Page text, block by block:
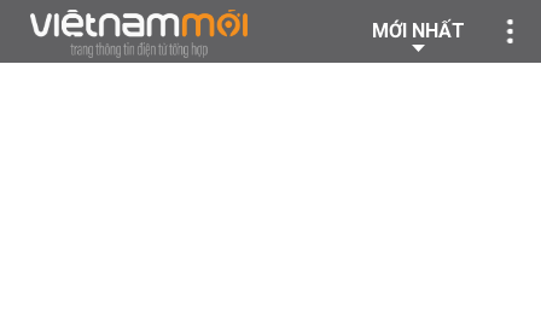
MỚI NHẤT